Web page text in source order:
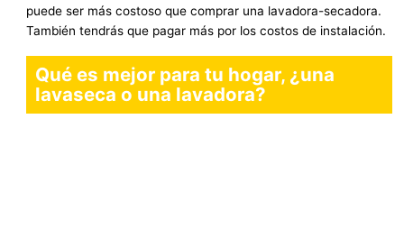
puede ser más costoso que comprar una lavadora-secadora.
También tendrás que pagar más por los costos de instalación.
Qué es mejor para tu hogar, ¿una
lavaseca o una lavadora?